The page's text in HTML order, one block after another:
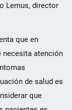
Lemus, director
que en
necesita atención
de salud es
que